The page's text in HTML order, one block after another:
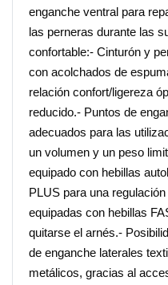
enganche ventral para
las perneras durante las
confortable:- Cinturón y
con acolchados de
relación confort/ligereza
reducido.- Puntos de
adecuados para las
un volumen y un peso
equipado con hebillas
PLUS para una
equipadas con hebillas
quitarse el arnés.-
de enganche laterales
metálicos, gracias al